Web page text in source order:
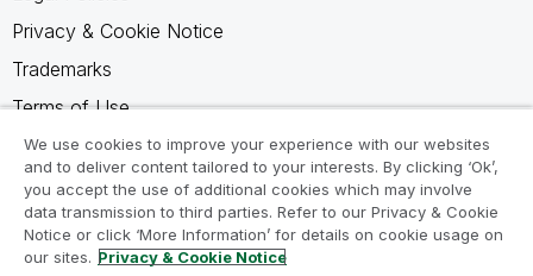
Privacy & Cookie Notice
Trademarks
Terms of Use
Legal Agreements
Product Terms
Do not share my info
We use cookies to improve your experience with our websites
and to deliver content tailored to your interests. By clicking ‘Ok’,
you accept the use of additional cookies which may involve
data transmission to third parties. Refer to our Privacy & Cookie
Notice or click ‘More Information’ for details on cookie usage on
our sites. Privacy & Cookie Notice